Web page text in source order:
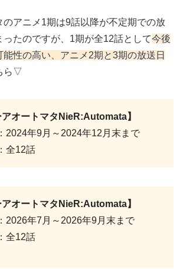
のアニメ1期は9話以降が不定期での放
たのですが、1期が全12話として今後
能性の高い、アニメ2期と3期の放送日
ら▽
オートマタNieR:Automata】
2024年9月～2024年12月末まで
全12話
オートマタNieR:Automata】
2026年7月～2026年9月末まで
全12話